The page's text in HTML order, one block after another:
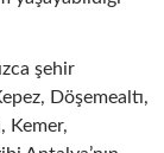
şehir
Döşemealtı,
Kemer,